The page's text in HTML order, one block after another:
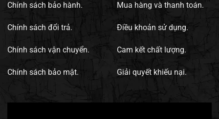
Chính sách bảo hành.
Chính sách đổi trả.
Chính sách vận chuyển.
Chính sách bảo mật.
Mua hàng và thanh toán.
Điều khoản sử dụng.
Cam kết chất lượng.
Giải quyết khiếu nại.